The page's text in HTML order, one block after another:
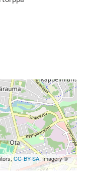
CC-BY-SA, Imagery ©